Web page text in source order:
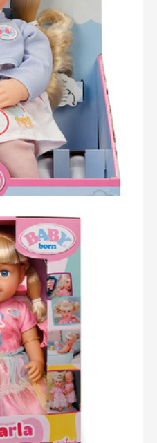
36cm - 838662-
€
Καλάθι
43Cm - 838006-